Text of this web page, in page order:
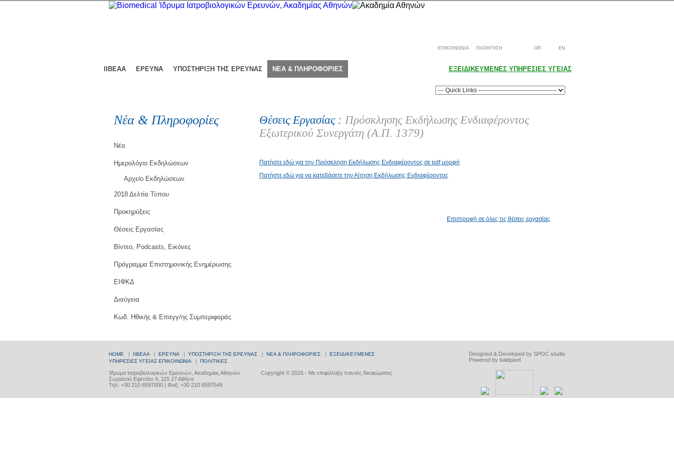
ΕΠΙΚΟΙΝΩΝΙΑ ΠΛΟΗΓΗΣΗ GR EN
ΙΙΒΕΑΑ ΕΡΕΥΝΑ ΥΠΟΣΤΗΡΙΞΗ ΤΗΣ ΕΡΕΥΝΑΣ ΝΕΑ & ΠΛΗΡΟΦΟΡΙΕΣ ΕΞΕΙΔΙΚΕΥΜΕΝΕΣ ΥΠΗΡΕΣΙΕΣ ΥΓΕΙΑΣ
Νέα & Πληροφορίες
Νέα
Ημερολόγιο Εκδηλώσεων
Αρχείο Εκδηλώσεων
2018 Δελτία Τύπου
Προκηρύξεις
Θέσεις Εργασίας
Βίντεο, Podcasts, Εικόνες
Πρόγραμμα Επιστημονικής Ενημέρωσης
ΕΙΦΚΔ
Διαύγεια
Κωδ. Ηθικής & Επαγγ/ης Συμπεριφοράς
Θέσεις Εργασίας : Πρόσκλησης Εκδήλωσης Ενδιαφέροντος
Εξωτερικού Συνεργάτη (Α.Π. 1379)
Πατήστε εδώ για την Πρόσκληση Εκδήλωσης Ενδιαφέροντος σε pdf μορφή
Πατήστε εδώ για να κατεβάσετε την Αίτηση Εκδήλωσης Ενδιαφέροντος
Επιστροφή σε όλες τις θέσεις εργασίας
Designed & Developed by SPOC studio
Powered by baldpixel
HOME | ΙΙΒΕΑΑ | ΕΡΕΥΝΑ | ΥΠΟΣΤΗΡΙΞΗ ΤΗΣ ΕΡΕΥΝΑΣ | ΝΕΑ & ΠΛΗΡΟΦΟΡΙΕΣ | ΕΞΕΙΔΙΚΕΥΜΕΝΕΣ
ΥΠΗΡΕΣΙΕΣ ΥΓΕΙΑΣ ΕΠΙΚΟΙΝΩΝΙΑ | ΠΟΛΙΤΙΚΕΣ
Copyright © 2026 - Με επιφύλαξη παντός δικαιώματος
Ίδρυμα Ιατροβιολογικών Ερευνών, Ακαδημίας Αθηνών
Σωρανού Εφεσίου 4, 115 27 Αθήνα
Τηλ: +30 210 6597000 | Φαξ: +30 210 6597545